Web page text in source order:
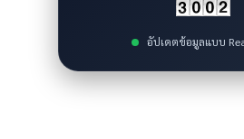
อัปเดตข้อมูลแบบ